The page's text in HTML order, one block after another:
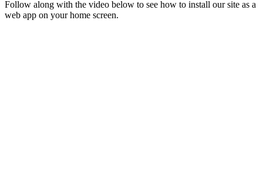
Follow along with the video below to see how to install our site as a
web app on your home screen.